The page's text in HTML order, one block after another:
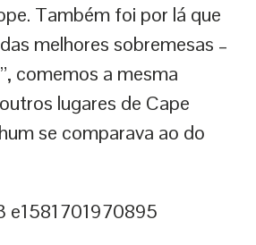
Também foi por lá que
melhores sobremesas –
comemos a mesma
lugares de Cape
se comparava ao do